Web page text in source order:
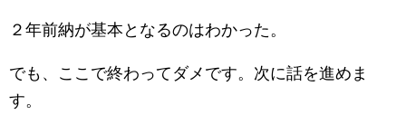
２年前納が基本となるのはわかった。
でも、ここで終わってダメです。次に話を進めま
す。